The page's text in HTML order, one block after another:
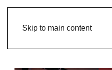
Skip to main content